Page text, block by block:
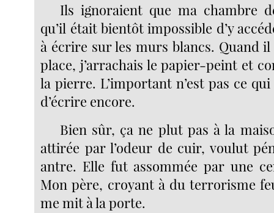
Ils ignoraient que ma chambre
qu’il était bientôt impossible d’y
à écrire sur les murs blancs. Quand il
place, j’arrachais le papier-peint et
la pierre. L’important n’est pas ce
d’écrire encore.
Bien sûr, ça ne plut pas à la
attirée par l’odeur de cuir, voulut
antre. Elle fut assommée par une
Mon père, croyant à du terrorisme
me mit à la porte.